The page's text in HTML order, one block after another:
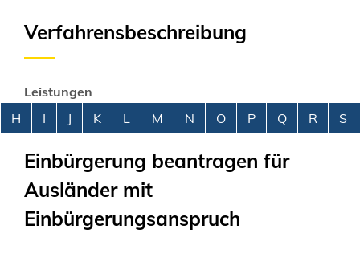
Verfahrensbeschreibung
Leistungen
Alphabetisches Register überspringen
H I J K L M N O P Q R S
Einbürgerung beantragen für
Ausländer mit
Einbürgerungsanspruch